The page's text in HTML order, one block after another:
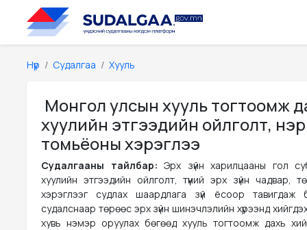
Нүүр Судалгаа Хууль
Монгол улсын хууль тогтоомж
хуулийн этгээдийн ойлголт, нэр
томьёоны хэрэглээ
Судалгааны тайлбар:Эрх зүйн харилцааны гол
хуулийн этгээдийн ойлголт, түүний эрх зүйн чадвар,
хэрэглээг судлах шаардлага зүй ёсоор тавигдаж
судалснаар төрөөс эрх зүйн шинэчлэлийн хүрээнд
хувь нэмэр оруулах бөгөөд хууль тогтоомж дахь